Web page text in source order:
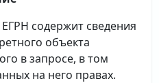
содержит сведения
объекта
в запросе, в том
на него правах.